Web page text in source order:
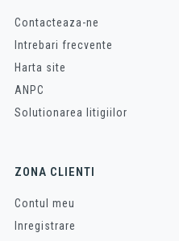
Contacteaza-ne
Intrebari frecvente
Harta site
ANPC
Solutionarea litigiilor
ZONA CLIENTI
Contul meu
Inregistrare